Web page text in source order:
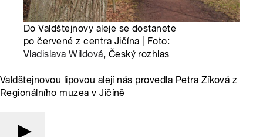
Do Valdštejnovy aleje se dostanete
po červené z centra Jičína | Foto:
Vladislava Wildová, Český rozhlas
Valdštejnovou lipovou alejí nás provedla Petra Zíková z
Regionálního muzea v Jičíně